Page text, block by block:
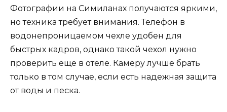
Фотографии на Симиланах получаются яркими,
но техника требует внимания. Телефон в
водонепроницаемом чехле удобен для
быстрых кадров, однако такой чехол нужно
проверить еще в отеле. Камеру лучше брать
только в том случае, если есть надежная защита
от воды и песка.